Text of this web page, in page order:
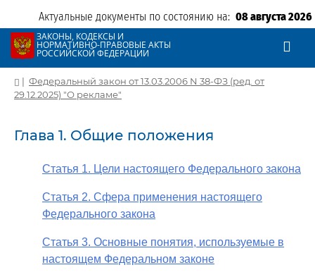
Актуальные документы по состоянию на: 08 августа 2026
ЗАКОНЫ, КОДЕКСЫ И
НОРМАТИВНО-ПРАВОВЫЕ АКТЫ
РОССИЙСКОЙ ФЕДЕРАЦИИ
| Федеральный закон от 13.03.2006 N 38-ФЗ (ред. от
29.12.2025) "О рекламе"
Глава 1. Общие положения
Статья 1. Цели настоящего Федерального закона
Статья 2. Сфера применения настоящего
Федерального закона
Статья 3. Основные понятия, используемые в
настоящем Федеральном законе